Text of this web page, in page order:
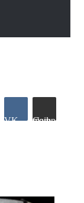
VK Compartilhar via e-mail